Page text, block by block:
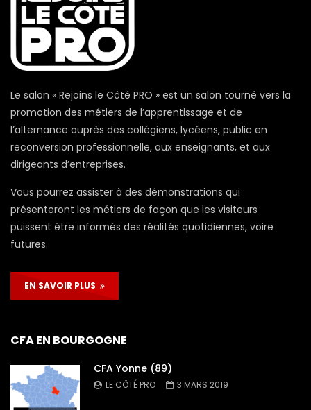
Le salon « Rejoins le Côté PRO » est un salon tourné vers la
promotion des métiers de l’apprentissage et de
l’alternance auprès des collégiens, lycéens, public en
reconversion professionnelle, aux enseignants, et aux
dirigeants d’entreprises.
Vous pourrez assister à des démonstrations qui
présenteront les métiers de façon que les visiteurs
puissent être informés des réalités quotidiennes, voire
futures.
EN SAVOIR PLUS
CFA EN BOURGOGNE
CFA Yonne (89)
LE CÔTÉ PRO 3 MARS 2019